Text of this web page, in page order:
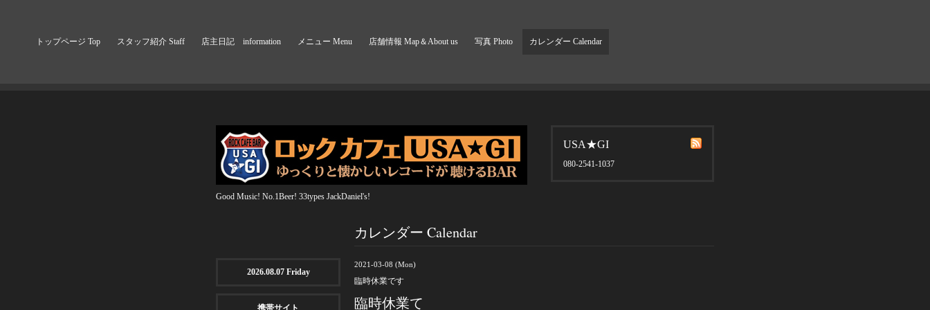
トップページ Top スタッフ紹介 Staff 店主日記 information メニュー Menu 店舗情報 Map＆About us 写真 Photo カレンダー Calendar
USA★GI
080-2541-1037
Good Music! No.1Beer! 33types JackDaniel's!
カレンダー Calendar
2021-03-08 (Mon)
臨時休業です
臨時休業て
2026.08.07 Friday
携帯サイト